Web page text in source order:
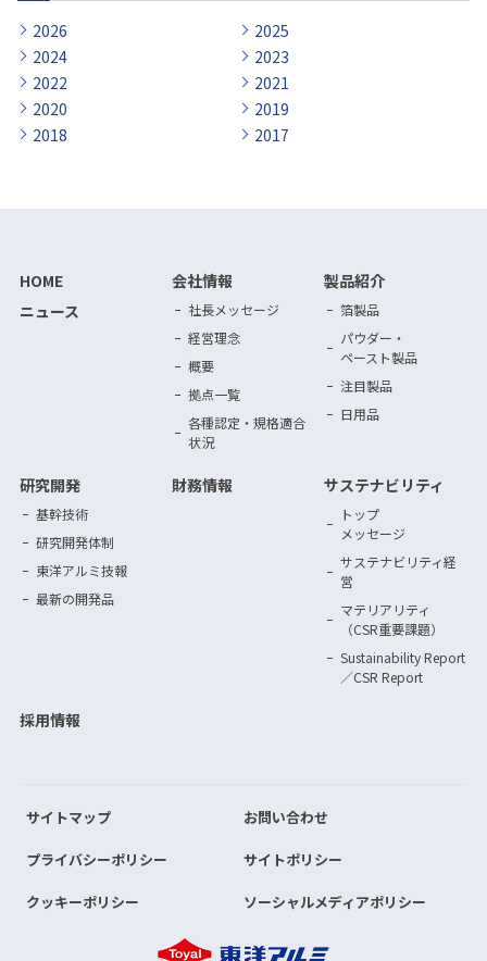
2026
2025
2024
2023
2022
2021
2020
2019
2018
2017
HOME
ニュース
会社情報
社長メッセージ
経営理念
概要
拠点一覧
各種認定・規格適合
状況
製品紹介
箔製品
パウダー・
ペースト製品
注目製品
日用品
研究開発
基幹技術
研究開発体制
東洋アルミ技報
最新の開発品
財務情報 サステナビリティ
トップ
メッセージ
サステナビリティ経
営
マテリアリティ
（CSR重要課題）
Sustainability Report
／CSR Report
採用情報
サイトマップ お問い合わせ
プライバシーポリシー サイトポリシー
クッキーポリシー ソーシャルメディアポリシー